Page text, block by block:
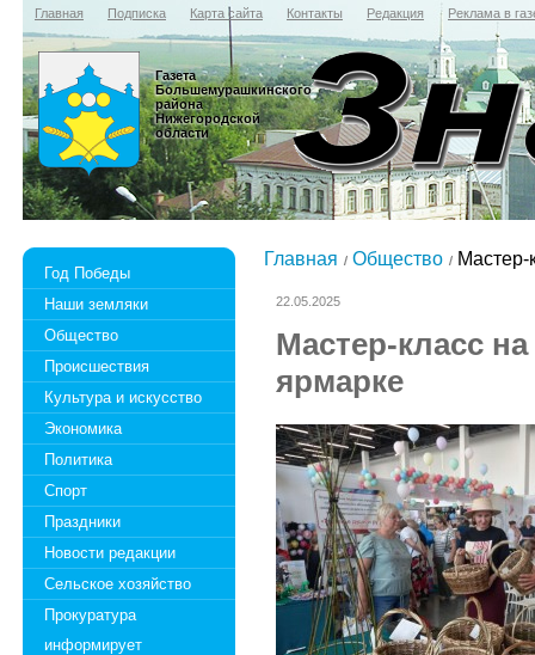
Главная Подписка Карта сайта Контакты Редакция Реклама в
Газета
Большемурашкинского
района
Нижегородской
области
Год Победы
Наши земляки
Общество
Происшествия
Культура и искусство
Экономика
Политика
Спорт
Праздники
Новости редакции
Сельское хозяйство
Прокуратура
информирует
Главная Общество Мастер-
22.05.2025
Мастер-класс
ярмарке